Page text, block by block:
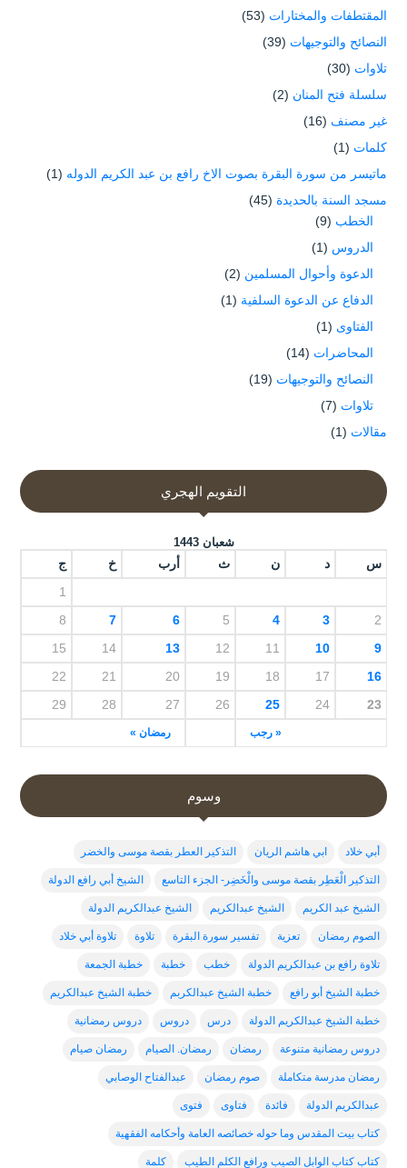
المقتطفات والمختارات (53)
النصائح والتوجيهات (39)
تلاوات (30)
سلسلة فتح المنان (2)
غير مصنف (16)
كلمات (1)
ماتيسر من سورة البقرة بصوت الاخ رافع بن عبد الكريم الدوله (1)
مسجد السنة بالحديدة (45)
الخطب (9)
الدروس (1)
الدعوة وأحوال المسلمين (2)
الدفاع عن الدعوة السلفية (1)
الفتاوى (1)
المحاضرات (14)
النصائح والتوجيهات (19)
تلاوات (7)
مقالات (1)
التقويم الهجري
شعبان 1443
س د ن ث أرب خ ج
« رجب رمضان »
1
2
3
4
5
6
7
8
9
10
11
12
13
14
15
16
17
18
19
20
21
22
23
24
25
26
27
28
29
وسوم
أبي خلاد ابي هاشم الريان التذكير العطر بقصة موسى والخضر
التذكير الْعَطِر بقصة موسى والْخَضِر- الجزء التاسع الشيخ أبي رافع الدولة
الشيخ عبد الكريم الشيخ عبدالكريم الشيخ عبدالكريم الدولة
الصوم رمضان تعزية تفسير سورة البقرة تلاوة تلاوة أبي خلاد
تلاوة رافع بن عبدالكريم الدولة خطب خطبة خطبة الجمعة
خطبة الشيخ أبو رافع خطبة الشيخ عبدالكربم خطبة الشيخ عبدالكريم
خطبة الشيخ عبدالكريم الدولة درس دروس دروس رمضانية
دروس رمضانية متنوعة رمضان رمضان. الصيام رمضان صيام
رمضان مدرسة متكاملة صوم رمضان عبدالفتاح الوصابي
عبدالكريم الدولة فائدة فتاوى فتوى
كتاب بيت المقدس وما حوله خصائصه العامة وأحكامه الفقهية
كتاب كتاب الوابل الصيب ورافع الكلم الطيب كلمة